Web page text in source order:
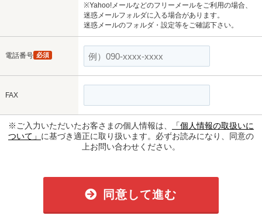
※Yahoo!メールなどのフリーメールをご利用の場合、
迷惑メールフォルダに入る場合があります。
迷惑メールのフォルダ・設定等をご確認下さい。
電話番号 必須
FAX
※ご入力いただいたお客さまの個人情報は、
「個人情報の取扱いに
ついて」 に基づき適正に取り扱います。必ずお読みになり、同意の
上お問い合わせください。
同意して進む